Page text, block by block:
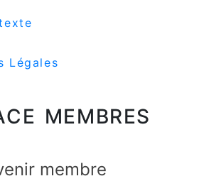
Légales
membres
membre